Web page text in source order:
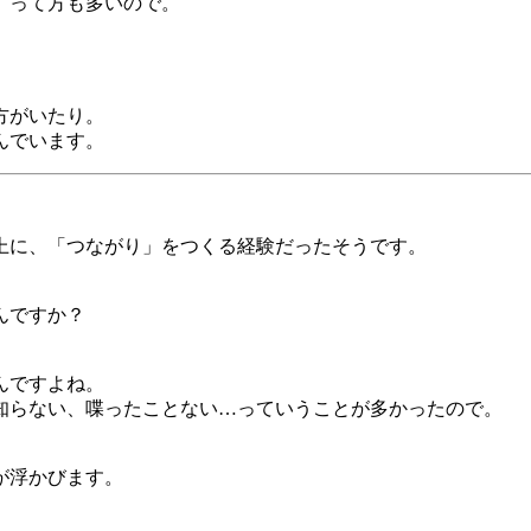
いたり。
います。
、「つながり」をつくる経験だったそうです。
ですか？
すよね。
ない、喋ったことない…っていうことが多かったので。
かびます。